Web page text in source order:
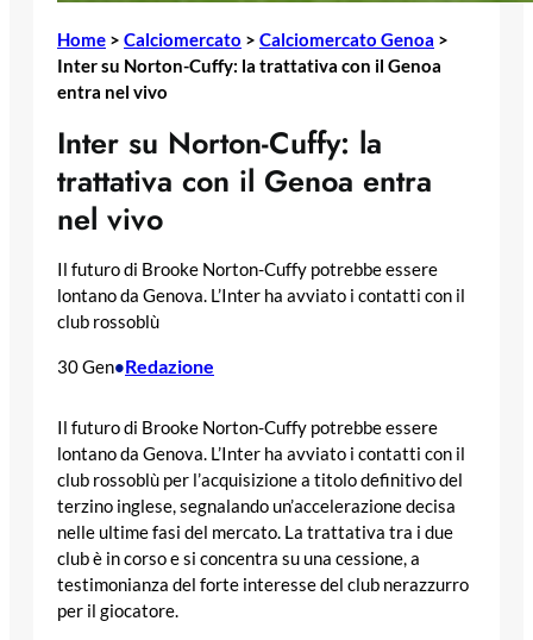
Home > Calciomercato > Calciomercato Genoa >
Inter su Norton-Cuffy: la trattativa con il Genoa
entra nel vivo
Inter su Norton-Cuffy: la
trattativa con il Genoa entra
nel vivo
Il futuro di Brooke Norton-Cuffy potrebbe essere
lontano da Genova. L’Inter ha avviato i contatti con il
club rossoblù
30 Gen•Redazione
Il futuro di Brooke Norton-Cuffy potrebbe essere
lontano da Genova. L’Inter ha avviato i contatti con il
club rossoblù per l’acquisizione a titolo definitivo del
terzino inglese, segnalando un’accelerazione decisa
nelle ultime fasi del mercato. La trattativa tra i due
club è in corso e si concentra su una cessione, a
testimonianza del forte interesse del club nerazzurro
per il giocatore.